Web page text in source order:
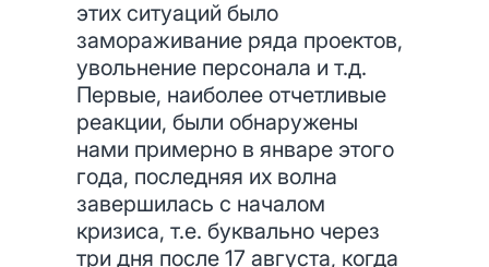
этих ситуаций было
замораживание ряда проектов,
увольнение персонала и т.д.
Первые, наиболее отчетливые
реакции, были обнаружены
нами примерно в январе этого
года, последняя их волна
завершилась с началом
кризиса, т.е. буквально через
три дня после 17 августа, когда